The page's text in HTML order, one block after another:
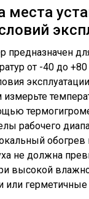
места
от -40 до +80
рабочего
не должна
высокой
или